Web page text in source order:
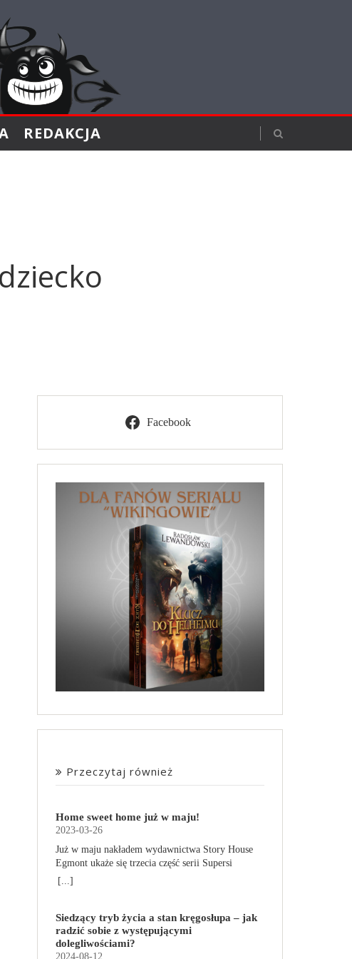
REDAKCJA
Facebook
Przeczytaj również
Home sweet home już w maju!
2023-03-26
Już w maju nakładem wydawnictwa Story House
Egmont ukaże się trzecia część serii Supersi
scenarzysty Frederic Maupome. Ten tom nosi tytuł
obdarzone supermocami i wspomagane przez
robota o imieniu Al. Są rozdarte między chęcią
prowadzenia normalnego życia wśród ludzi a
[...]
Siedzący tryb życia a stan kręgosłupa – jak
radzić sobie z występującymi
dolegliwościami?
2024-08-12